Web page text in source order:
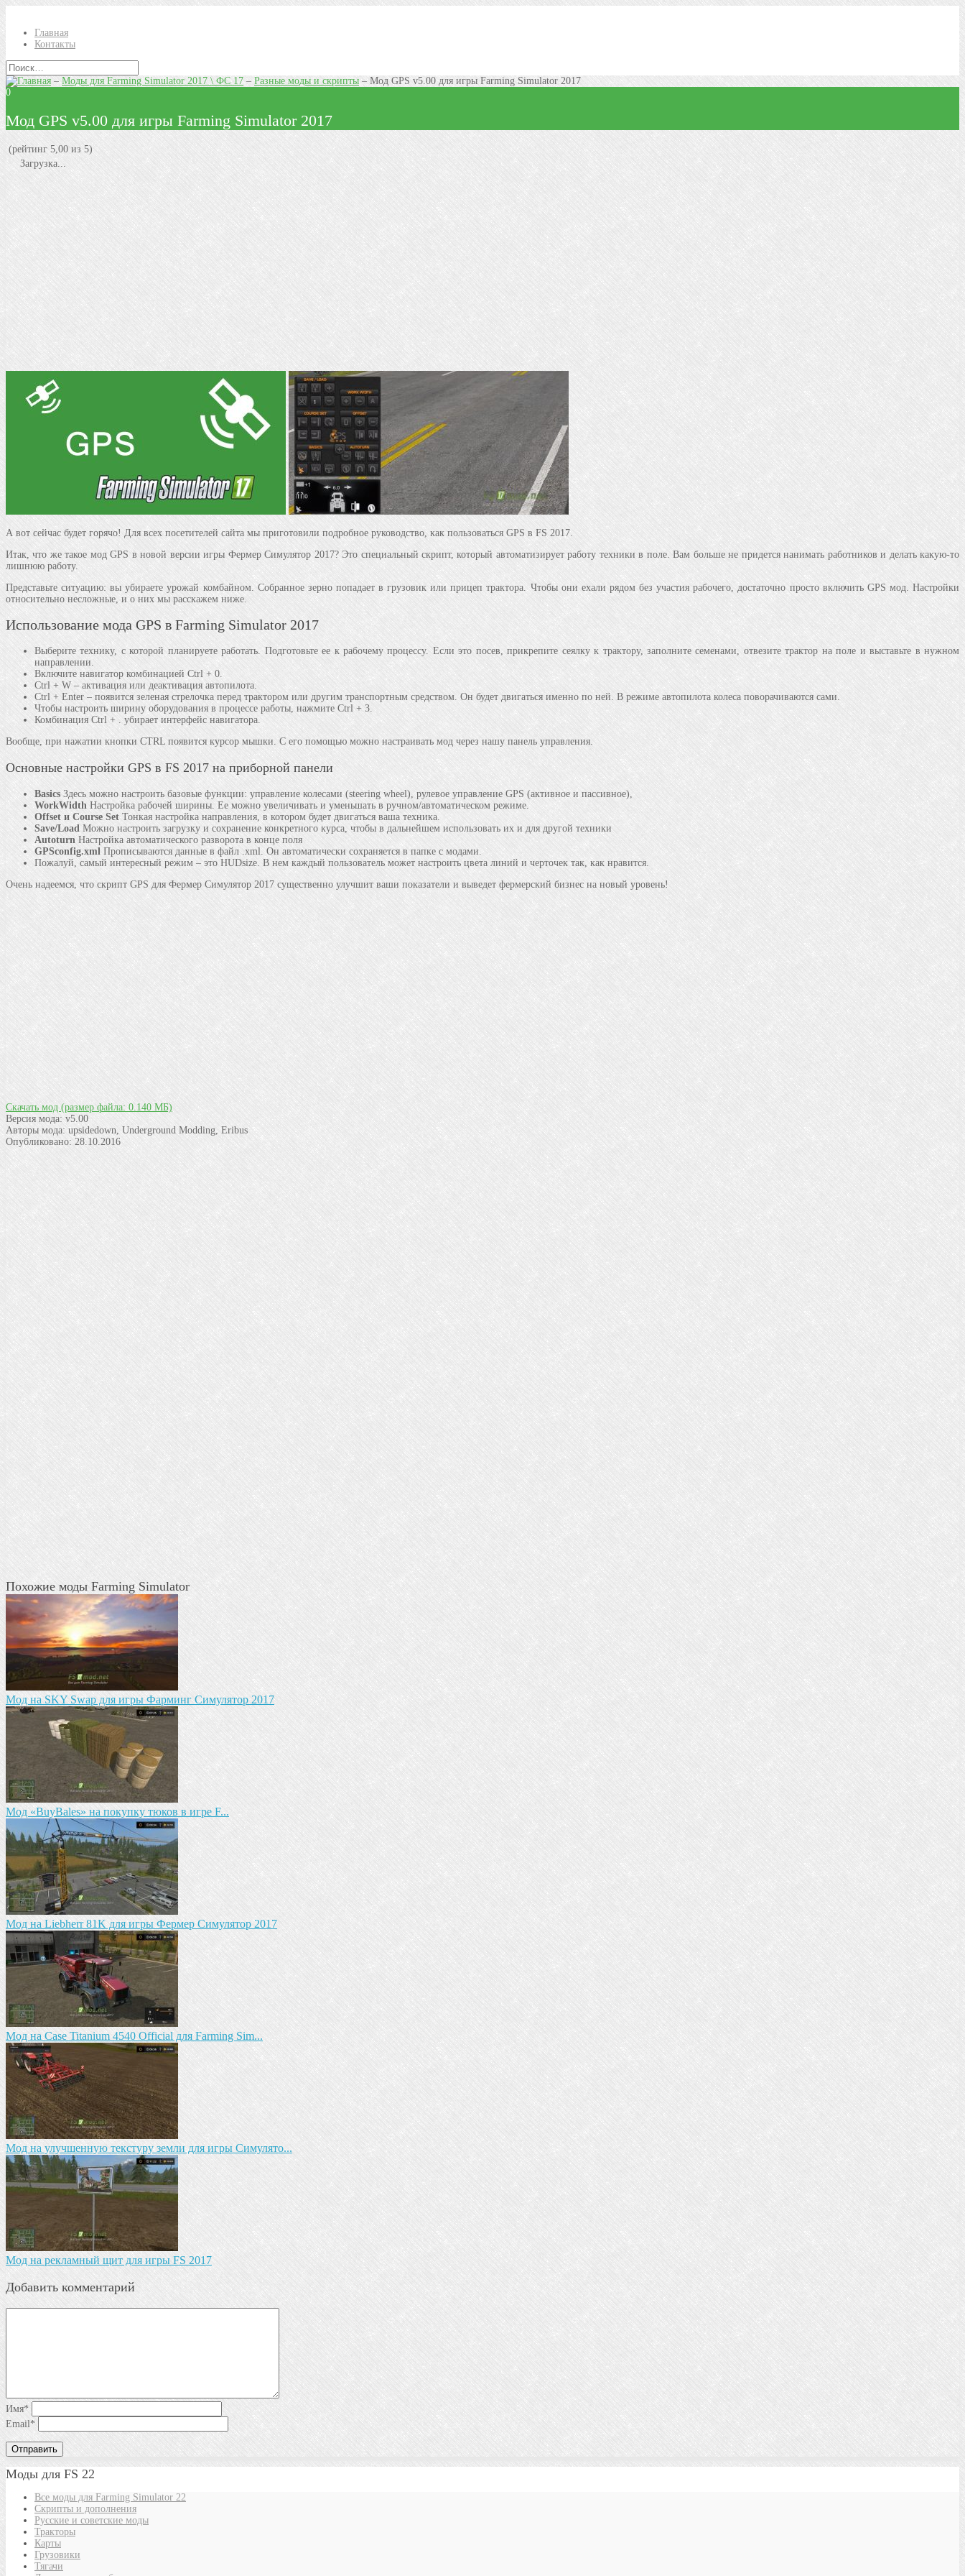
Главная
Контакты
–Моды для Farming Simulator 2017 \ ФС 17– Разные моды и скрипты – Мод GPS v5.00 для игры Farming Simulator 2017
0
Мод GPS v5.00 для игры Farming Simulator 2017
(рейтинг 5,00 из 5)
Загрузка...
А вот сейчас будет горячо! Для всех посетителей сайта мы приготовили подробное руководство, как пользоваться GPS в FS 2017.
Итак, что же такое мод GPS в новой версии игры Фермер Симулятор 2017? Это специальный скрипт, который автоматизирует работу техники в поле. Вам больше не придется нанимать работников и делать какую-то
лишнюю работу.
Представьте ситуацию: вы убираете урожай комбайном. Собранное зерно попадает в грузовик или прицеп трактора. Чтобы они ехали рядом без участия рабочего, достаточно просто включить GPS мод. Настройки
относительно несложные, и о них мы расскажем ниже.
Использование мода GPS в Farming Simulator 2017
Выберите технику, с которой планируете работать. Подготовьте ее к рабочему процессу. Если это посев, прикрепите сеялку к трактору, заполните семенами, отвезите трактор на поле и выставьте в нужном
направлении.
Включите навигатор комбинацией Ctrl + 0.
Ctrl + W – активация или деактивация автопилота.
Ctrl + Enter – появится зеленая стрелочка перед трактором или другим транспортным средством. Он будет двигаться именно по ней. В режиме автопилота колеса поворачиваются сами.
Чтобы настроить ширину оборудования в процессе работы, нажмите Ctrl + 3.
Комбинация Ctrl + . убирает интерфейс навигатора.
Вообще, при нажатии кнопки CTRL появится курсор мышки. С его помощью можно настраивать мод через нашу панель управления.
Основные настройки GPS в FS 2017 на приборной панели
Basics Здесь можно настроить базовые функции: управление колесами (steering wheel), рулевое управление GPS (активное и пассивное),
WorkWidth Настройка рабочей ширины. Ее можно увеличивать и уменьшать в ручном/автоматическом режиме.
Offset и Course SetТонкая настройка направления, в котором будет двигаться ваша техника.
Save/Load Можно настроить загрузку и сохранение конкретного курса, чтобы в дальнейшем использовать их и для другой техники
Autoturn Настройка автоматического разворота в конце поля
GPSconfig.xml Прописываются данные в файл .xml. Он автоматически сохраняется в папке с модами.
Пожалуй, самый интересный режим – это HUDsize. В нем каждый пользователь может настроить цвета линий и черточек так, как нравится.
Очень надеемся, что скрипт GPS для Фермер Симулятор 2017 существенно улучшит ваши показатели и выведет фермерский бизнес на новый уровень!
Скачать мод (размер файла: 0.140 МБ)
Версия мода: v5.00
Авторы мода: upsidedown, Underground Modding, Eribus
Опубликовано: 28.10.2016
Похожие моды Farming Simulator
Мод на SKY Swap для игры Фарминг Симулятор 2017
Мод «BuyBales» на покупку тюков в игре F...
Мод на Liebherr 81K для игры Фермер Симулятор 2017
Мод на Case Titanium 4540 Official для Farming Sim...
Мод на улучшенную текстуру земли для игры Симулято...
Мод на рекламный щит для игры FS 2017
Добавить комментарий
Имя*
Email*
Моды для FS 22
Все моды для Farming Simulator 22
Скрипты и дополнения
Русские и советские моды
Тракторы
Карты
Грузовики
Тягачи